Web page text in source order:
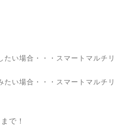
い場合・・・スマートマルチリ
たい場合・・・スマートマルチリ
で！